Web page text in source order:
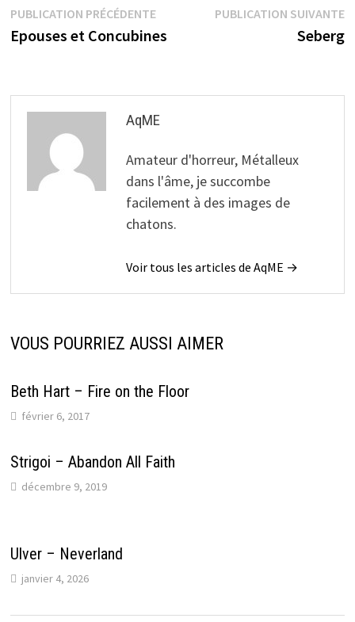
Navigation
de
PUBLICATION PRÉCÉDENTEPublication
précédente :
Epouses et Concubines
PUBLICATION SUIVANTE
Seberg
AqME
Amateur d'horreur, Métalleux
dans l'âme, je succombe
facilement à des images de
chatons.
Voir tous les articles de AqME →
VOUS POURRIEZ AUSSI AIMER
Beth Hart – Fire on the Floor
février 6, 2017
Strigoi – Abandon All Faith
décembre 9, 2019
Ulver – Neverland
janvier 4, 2026